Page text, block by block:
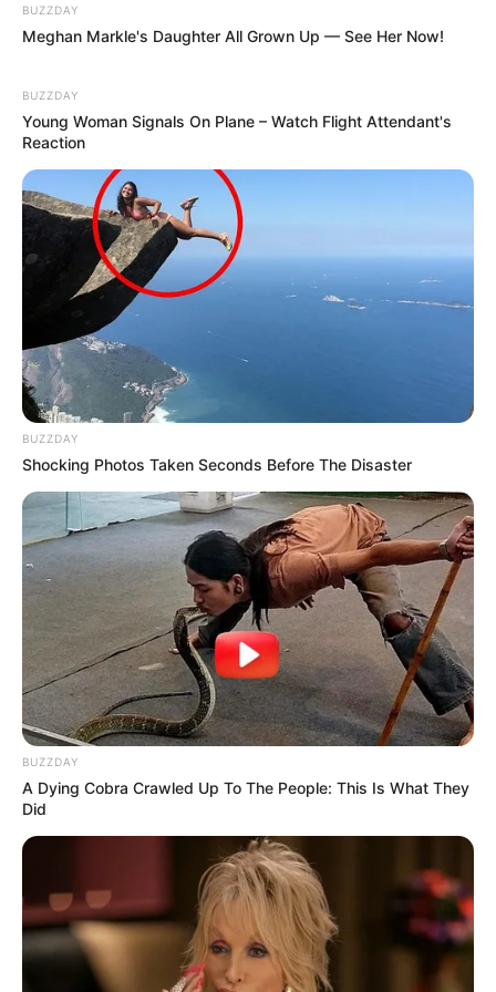
19:30 / 06 Avqust 2026
Xanım Sultanova yüksək vəzifəyə təyin
edildi
90
19:09 / 06 Avqust 2026 CƏMİYYƏT
Şəxs məcburi nikahda saxlanıla bilərmi?
—Vəkildən AÇIQLAMA
66 0 0
19:05 / 06 Avqust 2026 CƏMİYYƏT
Bəzi marşrutların hərəkətistiqamətləri
BUZZDAY
Meghan Markle's Daughter All Grown Up — See Her Now!
BUZZDAY
Young Woman Signals On Plane – Watch Flight Attendant's
Reaction
BUZZDAY
Shocking Photos Taken Seconds Before The Disaster
BUZZDAY
A Dying Cobra Crawled Up To The People: This Is What They
Did